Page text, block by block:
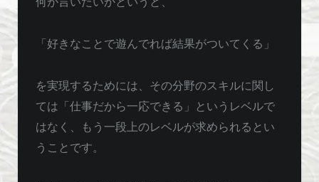
「好きなことで遊んでれば結果がついてくる」
を実現するためには、その分野のスキルに関し
ては「仕事だから一応できる」というレベルで
はなく、もう一段上のレベルが求められるとい
うことです。